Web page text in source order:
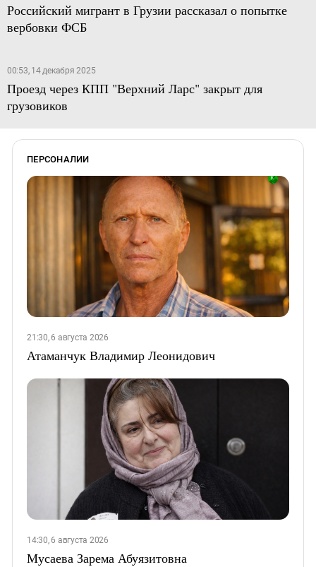
Российский мигрант в Грузии рассказал о попытке
вербовки ФСБ
00:53, 14 декабря 2025
Проезд через КПП "Верхний Ларс" закрыт для
грузовиков
ПЕРСОНАЛИИ
21:30, 6 августа 2026
Атаманчук Владимир Леонидович
14:30, 6 августа 2026
Мусаева Зарема Абуязитовна